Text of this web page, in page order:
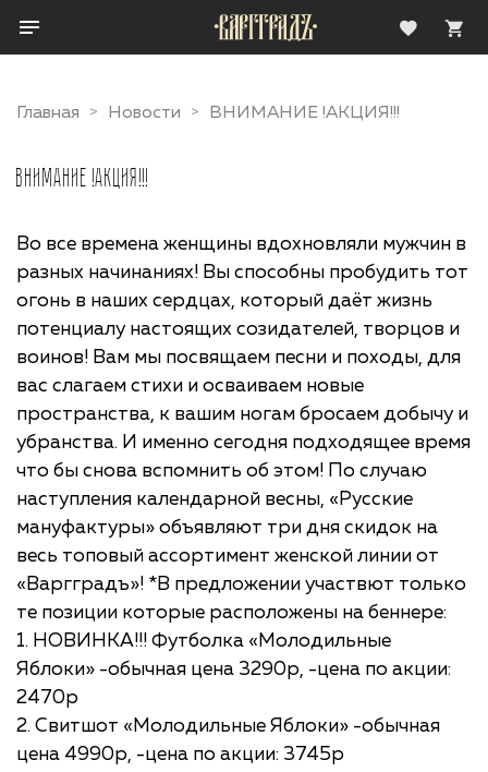
Главная Новости ВНИМАНИЕ !АКЦИЯ!!!
ВНИМАНИЕ !АКЦИЯ!!!
Во все времена женщины вдохновляли мужчин в
разных начинаниях! Вы способны пробудить тот
огонь в наших сердцах, который даёт жизнь
потенциалу настоящих созидателей, творцов и
воинов! Вам мы посвящаем песни и походы, для
вас слагаем стихи и осваиваем новые
пространства, к вашим ногам бросаем добычу и
убранства. И именно сегодня подходящее время
что бы снова вспомнить об этом! По случаю
наступления календарной весны, «Русские
мануфактуры» объявляют три дня скидок на
весь топовый ассортимент женской линии от
«Варгградъ»! *В предложении участвют только
те позиции которые расположены на беннере:
1. НОВИНКА!!! Футболка «Молодильные
Яблоки» -обычная цена 3290р, -цена по акции:
2470р
2. Свитшот «Молодильные Яблоки» -обычная
цена 4990р, -цена по акции: 3745р